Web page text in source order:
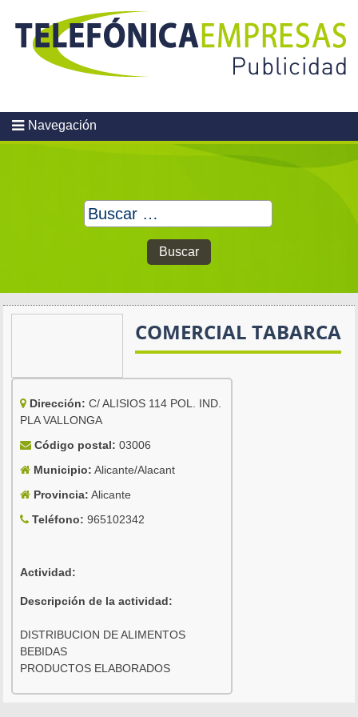
content
Navegación
Buscar:
COMERCIAL TABARCA
Dirección: C/ ALISIOS 114 POL. IND.
PLA VALLONGA
Código postal: 03006
Municipio: Alicante/Alacant
Provincia: Alicante
Teléfono: 965102342
Actividad:
Descripción de la actividad:
DISTRIBUCION DE ALIMENTOS
BEBIDAS
PRODUCTOS ELABORADOS